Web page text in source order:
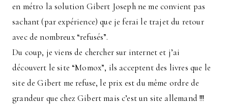
en métro la solution Gibert Joseph ne me convient pas
sachant (par expérience) que je ferai le trajet du retour
avec de nombreux “refusés”.
Du coup, je viens de chercher sur internet et j’ai
découvert le site “Momox”, ils acceptent des livres que le
site de Gibert me refuse, le prix est du même ordre de
grandeur que chez Gibert mais c’est un site allemand !!!